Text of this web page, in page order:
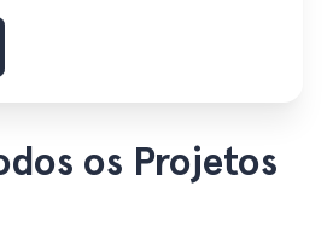
os Projetos